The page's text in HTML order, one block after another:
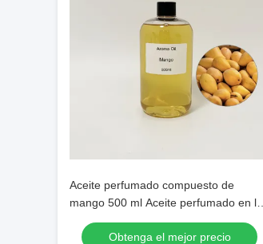
Aceite perfumado compuesto de
mango 500 ml Aceite perfumado en la
fabricación de jabón / lavado de manos
Obtenga el mejor precio